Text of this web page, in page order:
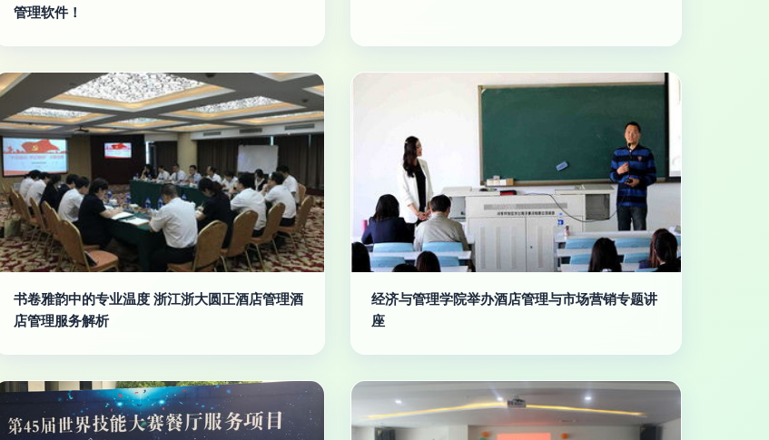
管理软件！
书卷雅韵中的专业温度 浙江浙大圆正酒店管理酒
店管理服务解析
经济与管理学院举办酒店管理与市场营销专题讲
座